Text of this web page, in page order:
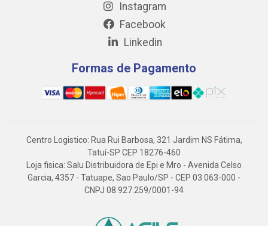
Instagram
Facebook
Linkedin
Formas de Pagamento
Centro Logistico: Rua Rui Barbosa, 321 Jardim NS Fátima,
Tatuí-SP CEP 18276-460
Loja fisica: Salu Distribuidora de Epi e Mro - Avenida Celso
Garcia, 4357 - Tatuape, Sao Paulo/SP - CEP 03.063-000 -
CNPJ 08.927.259/0001-94